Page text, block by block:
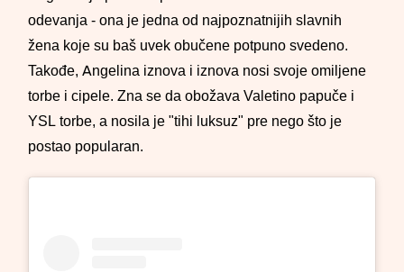
odevanja - ona je jedna od najpoznatnijih slavnih
žena koje su baš uvek obučene potpuno svedeno.
Takođe, Angelina iznova i iznova nosi svoje omiljene
torbe i cipele. Zna se da obožava Valetino papuče i
YSL torbe, a nosila je "tihi luksuz" pre nego što je
postao popularan.